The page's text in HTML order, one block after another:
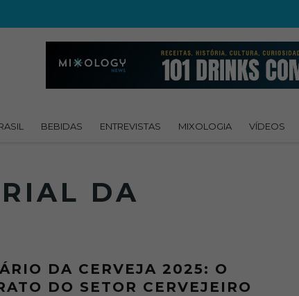
BEBIDAS ENTREVISTAS MIXOLOGIA VÍDEOS
DA
DA CERVEJA 2025: O
DO SETOR CERVEJEIRO